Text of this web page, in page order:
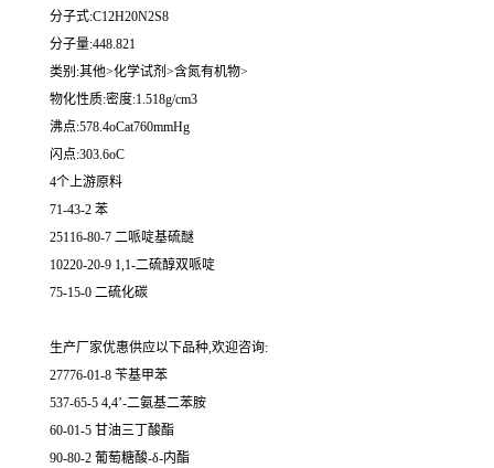
分子式:C12H20N2S8
分子量:448.821
类别:其他>化学试剂>含氮有机物>
物化性质:密度:1.518g/cm3
沸点:578.4oCat760mmHg
闪点:303.6oC
4个上游原料
71-43-2 苯
25116-80-7 二哌啶基硫醚
10220-20-9 1,1-二硫醇双哌啶
75-15-0 二硫化碳
生产厂家优惠供应以下品种,欢迎咨询:
27776-01-8 苄基甲苯
537-65-5 4,4’-二氨基二苯胺
60-01-5 甘油三丁酸酯
90-80-2 葡萄糖酸-δ-内酯